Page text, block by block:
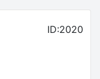
ID:2020